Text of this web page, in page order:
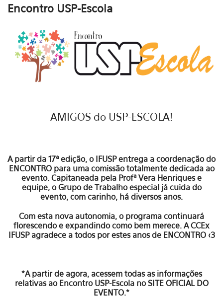
Encontro USP-Escola
AMIGOS do USP-ESCOLA!
A partir da 17ª edição, o IFUSP entrega a coordenação do
ENCONTRO para uma comissão totalmente dedicada ao
evento. Capitaneada pela Profª Vera Henriques e
equipe, o Grupo de Trabalho especial já cuida do
evento, com carinho, há diversos anos.
Com esta nova autonomia, o programa continuará
florescendo e expandindo como bem merece. A CCEx
IFUSP agradece a todos por estes anos de ENCONTRO <3
*A partir de agora, acessem todas as informações
relativas ao Encontro USP-Escola no SITE OFICIAL DO
EVENTO.*